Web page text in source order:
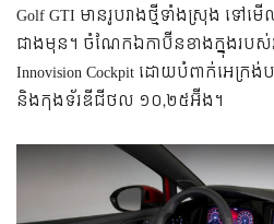
Golf GTI មានរូបរាងថ្មីទាំងស្រុង ទ
ជាងមុន។ ចំណែកឯកាប៊ីនខាងក្នុងរបស់វ
Innovision Cockpit ដោយបំពាក់អេក្
និងកុងទ័រឌីជីថល ១០,២៥អ៊ីង។